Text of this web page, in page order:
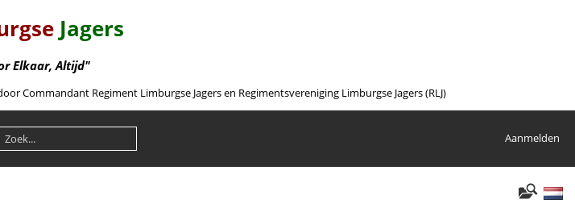
Jagers
Elkaar, Altijd"
Commandant Regiment Limburgse Jagers en Regimentsvereniging Limburgse Jagers (RLJ)
Aanmelden